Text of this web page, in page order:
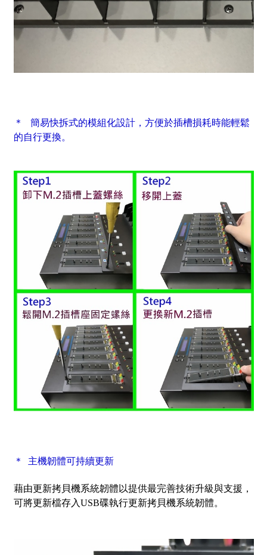
＊ 簡易快拆式的模組化設計，方便於插槽損耗時能輕鬆
的自行更換。
＊ 主機韌體可持續更新
藉由更新拷貝機系統韌體以提供最完善技術升級與支援，
可將更新檔存入USB碟執行更新拷貝機系統韌體。